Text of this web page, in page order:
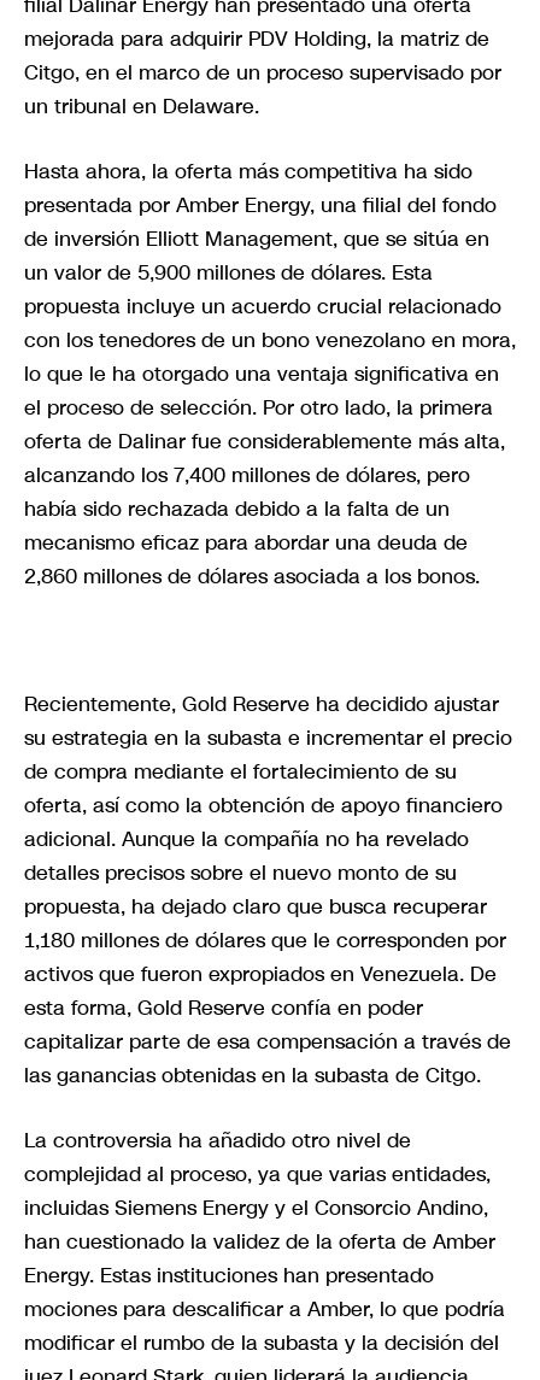
mejorada para adquirir PDV Holding, la matriz de
Citgo, en el marco de un proceso supervisado por
un tribunal en Delaware.
Hasta ahora, la oferta más competitiva ha sido
presentada por Amber Energy, una filial del fondo
de inversión Elliott Management, que se sitúa en
un valor de 5,900 millones de dólares. Esta
propuesta incluye un acuerdo crucial relacionado
con los tenedores de un bono venezolano en mora,
lo que le ha otorgado una ventaja significativa en
el proceso de selección. Por otro lado, la primera
oferta de Dalinar fue considerablemente más alta,
alcanzando los 7,400 millones de dólares, pero
había sido rechazada debido a la falta de un
mecanismo eficaz para abordar una deuda de
2,860 millones de dólares asociada a los bonos.
Recientemente, Gold Reserve ha decidido ajustar
su estrategia en la subasta e incrementar el precio
de compra mediante el fortalecimiento de su
oferta, así como la obtención de apoyo financiero
adicional. Aunque la compañía no ha revelado
detalles precisos sobre el nuevo monto de su
propuesta, ha dejado claro que busca recuperar
1,180 millones de dólares que le corresponden por
activos que fueron expropiados en Venezuela. De
esta forma, Gold Reserve confía en poder
capitalizar parte de esa compensación a través de
las ganancias obtenidas en la subasta de Citgo.
La controversia ha añadido otro nivel de
complejidad al proceso, ya que varias entidades,
incluidas Siemens Energy y el Consorcio Andino,
han cuestionado la validez de la oferta de Amber
Energy. Estas instituciones han presentado
mociones para descalificar a Amber, lo que podría
modificar el rumbo de la subasta y la decisión del